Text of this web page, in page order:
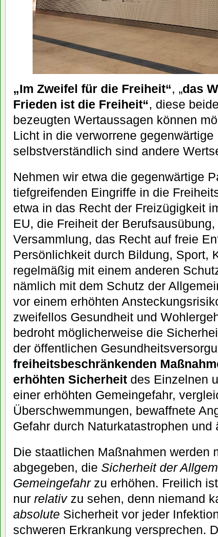
„Im Zweifel für die Freiheit“, „das
Frieden ist die Freiheit“, diese
bezeugten Wertaussagen können
Licht in die verworrene
selbstverständlich sind andere
Nehmen wir etwa die gegenwärtige
tiefgreifenden Eingriffe in die
etwa in das Recht der Freizügigkeit
EU, die Freiheit der
Versammlung, das Recht auf freie
Persönlichkeit durch Bildung, Sport,
regelmäßig mit einem anderen
nämlich mit dem Schutz der
vor einem erhöhten
zweifellos Gesundheit und
bedroht möglicherweise die
der öffentlichen
freiheitsbeschränkenden
erhöhten Sicherheit des Einzelnen
einer erhöhten Gemeingefahr,
Überschwemmungen, bewaffnete
Gefahr durch Naturkatastrophen und
Die staatlichen Maßnahmen werden
abgegeben, die Sicherheit der
Gemeingefahrzu erhöhen. Freilich
nur relativzu sehen, denn niemand
absolute Sicherheit vor jeder
schweren Erkrankung versprechen.